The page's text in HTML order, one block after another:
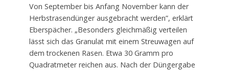
Von September bis Anfang November kann der
Herbstrasendünger ausgebracht werden”, erklärt
Eberspächer. „Besonders gleichmäßig verteilen
lässt sich das Granulat mit einem Streuwagen auf
dem trockenen Rasen. Etwa 30 Gramm pro
Quadratmeter reichen aus. Nach der Düngergabe